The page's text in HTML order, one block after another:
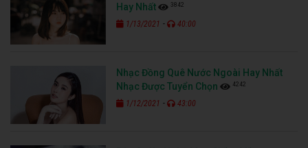
Hay Nhất
3842
1/13/2021 - 40:00
Nhạc Đồng Quê Nước Ngoài Hay Nhất
Nhạc Được Tuyển Chọn
4242
1/12/2021 - 43:00